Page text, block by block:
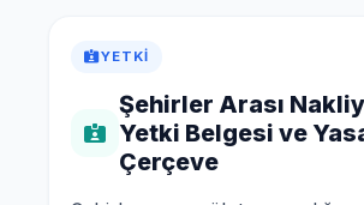
YETKI
Şehirler Arası
Yetki Belgesi ve
Çerçeve